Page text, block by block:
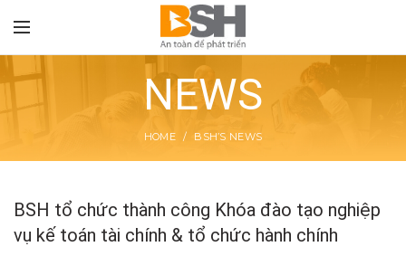
NEWS
HOME BSH’S NEWS
BSH tổ chức thành công Khóa đào tạo nghiệp
vụ kế toán tài chính & tổ chức hành chính